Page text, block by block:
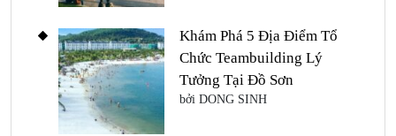
Khám Phá 5 Địa Điểm Tổ
Chức Teambuilding Lý
Tưởng Tại Đồ Sơn
bởi DONG SINH